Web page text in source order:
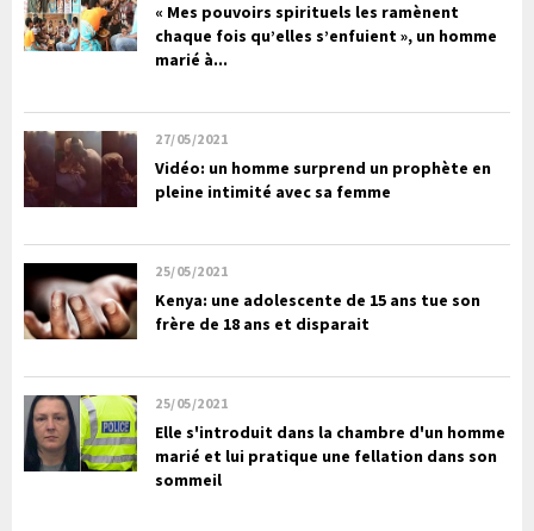
« Mes pouvoirs spirituels les ramènent
chaque fois qu’elles s’enfuient », un homme
marié à...
27/05/2021
Vidéo: un homme surprend un prophète en
pleine intimité avec sa femme
25/05/2021
Kenya: une adolescente de 15 ans tue son
frère de 18 ans et disparait
25/05/2021
Elle s'introduit dans la chambre d'un homme
marié et lui pratique une fellation dans son
sommeil